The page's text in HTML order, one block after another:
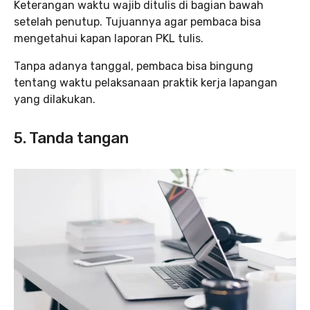
Keterangan waktu wajib ditulis di bagian bawah
setelah penutup. Tujuannya agar pembaca bisa
mengetahui kapan laporan PKL tulis.
Tanpa adanya tanggal, pembaca bisa bingung
tentang waktu pelaksanaan praktik kerja lapangan
yang dilakukan.
5. Tanda tangan